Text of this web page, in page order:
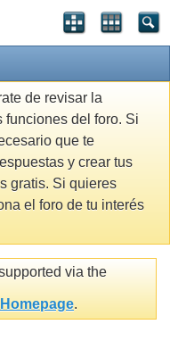
de revisar la
funciones del foro. Si
que te
y crear tus
gratis. Si quieres
el foro de tu interés
via the
.